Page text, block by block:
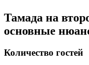
Тамада на
основные
Количество гостей